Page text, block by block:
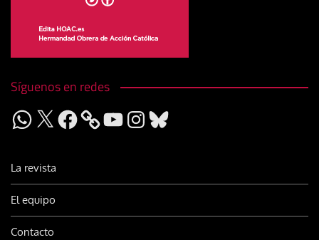
Síguenos en redes
WhatsApp
X Facebook YouTubeInstagram
Bluesky
La revista
El equipo
Contacto